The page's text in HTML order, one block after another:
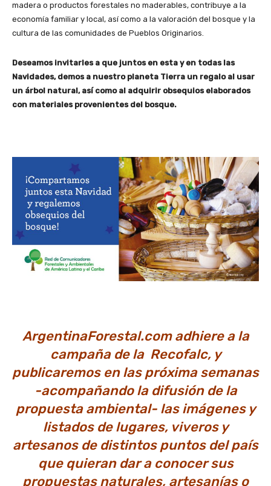
madera o productos forestales no maderables, contribuye a la
economía familiar y local, así como a la valoración del bosque y la
cultura de las comunidades de Pueblos Originarios.
Deseamos invitarles a que juntos en esta y en todas las
Navidades, demos a nuestro planeta Tierra un regalo al usar
un árbol natural, así como al adquirir obsequios elaborados
con materiales provenientes del bosque.
ArgentinaForestal.com adhiere a la
campaña de la Recofalc, y
publicaremos en las próxima semanas
-acompañando la difusión de la
propuesta ambiental- las imágenes y
listados de lugares, viveros y
artesanos de distintos puntos del país
que quieran dar a conocer sus
propuestas naturales, artesanías o